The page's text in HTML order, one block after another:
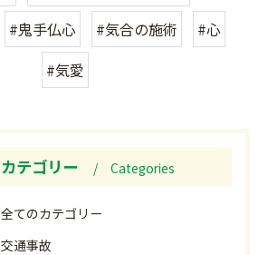
#鬼手仏心 #気合の施術
#心
#気愛
カテゴリー Categories
全てのカテゴリー
交通事故